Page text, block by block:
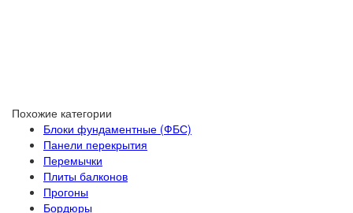
Похожие категории
Блоки фундаментные (ФБС)
Панели перекрытия
Перемычки
Плиты балконов
Прогоны
Бордюры